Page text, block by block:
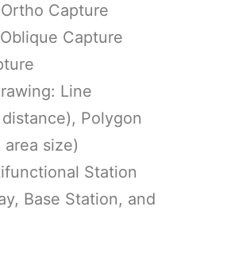
Capture
Capture
Line
Polygon
size)
Station
Base Station, and